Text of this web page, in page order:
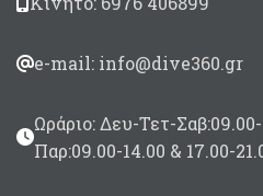
e-mail: info@dive360.gr
Ωράριο: Δευ-Τετ-
Παρ:09.00-14.00 & 17.00-